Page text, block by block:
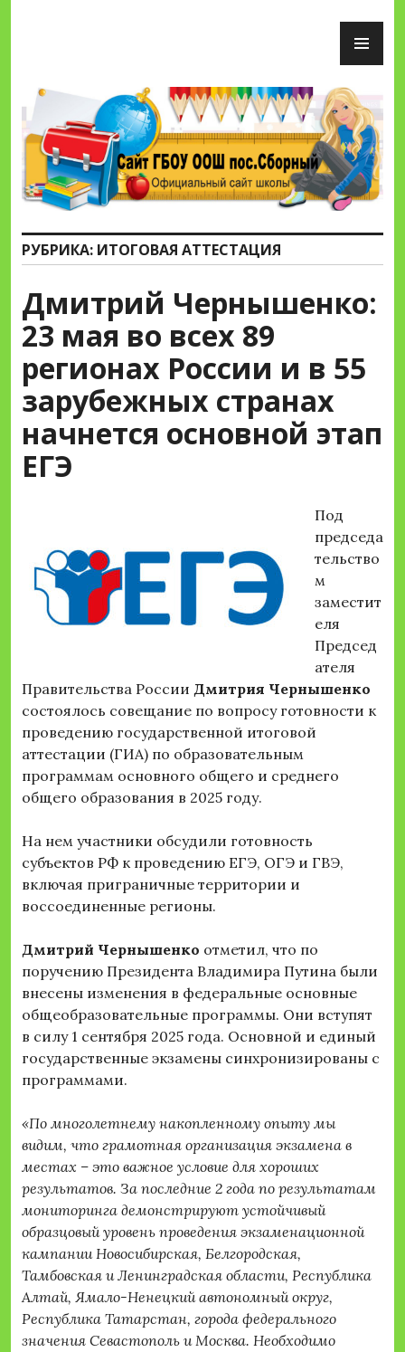
Сайт ГБОУ ООШ пос.Сборный
РУБРИКА: ИТОГОВАЯ АТТЕСТАЦИЯ
Дмитрий Чернышенко:
23 мая во всех 89
регионах России и в 55
зарубежных странах
начнется основной этап
ЕГЭ
Под
председа
тельство
м
заместит
еля
Председ
ателя
Правительства России Дмитрия Чернышенко
состоялось совещание по вопросу готовности к
проведению государственной итоговой
аттестации (ГИА) по образовательным
программам основного общего и среднего
общего образования в 2025 году.
На нем участники обсудили готовность
субъектов РФ к проведению ЕГЭ, ОГЭ и ГВЭ,
включая приграничные территории и
воссоединенные регионы.
Дмитрий Чернышенко отметил, что по
поручению Президента Владимира Путина были
внесены изменения в федеральные основные
общеобразовательные программы. Они вступят
в силу 1 сентября 2025 года. Основной и единый
государственные экзамены синхронизированы с
программами.
«По многолетнему накопленному опыту мы
видим, что грамотная организация экзамена в
местах – это важное условие для хороших
результатов. За последние 2 года по результатам
мониторинга демонстрируют устойчивый
образцовый уровень проведения экзаменационной
кампании Новосибирская, Белгородская,
Тамбовская и Ленинградская области, Республика
Алтай, Ямало-Ненецкий автономный округ,
Республика Татарстан, города федерального
значения Севастополь и Москва. Необходимо